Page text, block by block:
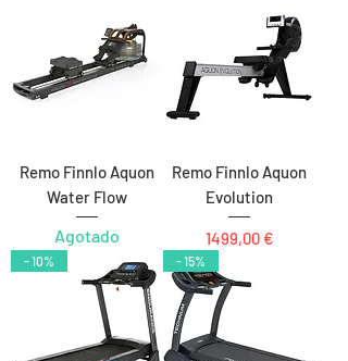
Remo Finnlo Aquon
Water Flow
Agotado
Remo Finnlo Aquon
Evolution
Precio
1499,00 €
- 10% - 15%